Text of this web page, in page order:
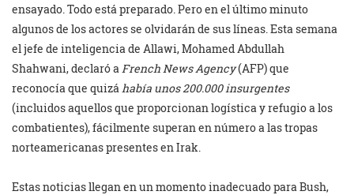
ensayado. Todo está preparado. Pero en el último minuto
algunos de los actores se olvidarán de sus líneas. Esta semana
el jefe de inteligencia de Allawi, Mohamed Abdullah
Shahwani, declaró aFrench News Agency(AFP) que
reconocía que quizáhabía unos 200.000 insurgentes
(incluidos aquellos que proporcionan logística y refugio a los
combatientes), fácilmente superan en número a las tropas
norteamericanas presentes en Irak.
Estas noticias llegan en un momento inadecuado para Bush,